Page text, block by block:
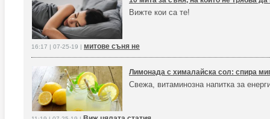
Вижте кои са те!
16:17 | 07-25-19 | митове съня не
Лимонада с хималайска сол: спира
Свежа, витаминозна напитка за